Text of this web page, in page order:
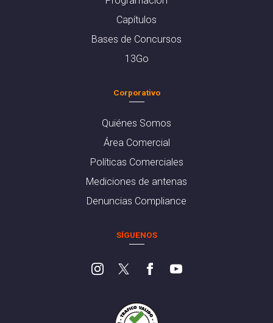
Capítulos
Bases de Concursos
13Go
Corporativo
Quiénes Somos
Área Comercial
Políticas Comerciales
Mediciones de antenas
Denuncias Compliance
SÍGUENOS